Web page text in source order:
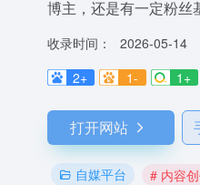
博主，还是有一定粉丝
收录时间：
2026-05-14
2+
1- 1+
打开网站
自媒平台 # 内容